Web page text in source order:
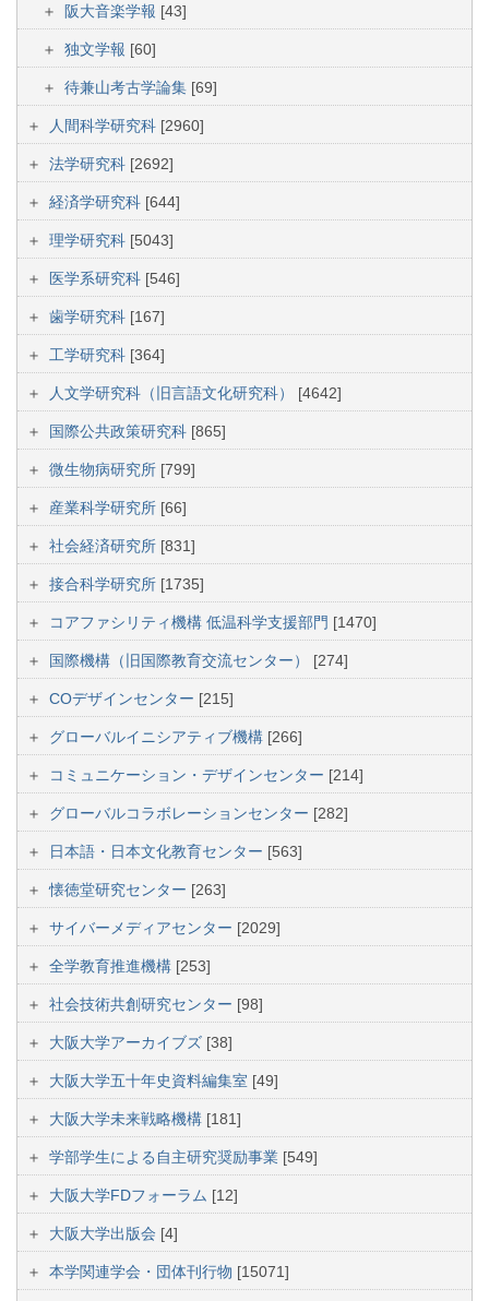
阪大音楽学報 [43]
独文学報 [60]
待兼山考古学論集 [69]
人間科学研究科 [2960]
法学研究科 [2692]
経済学研究科 [644]
理学研究科 [5043]
医学系研究科 [546]
歯学研究科 [167]
工学研究科 [364]
人文学研究科（旧言語文化研究科） [4642]
国際公共政策研究科 [865]
微生物病研究所 [799]
産業科学研究所 [66]
社会経済研究所 [831]
接合科学研究所 [1735]
コアファシリティ機構 低温科学支援部門 [1470]
国際機構（旧国際教育交流センター） [274]
COデザインセンター [215]
グローバルイニシアティブ機構 [266]
コミュニケーション・デザインセンター [214]
グローバルコラボレーションセンター [282]
日本語・日本文化教育センター [563]
懐徳堂研究センター [263]
サイバーメディアセンター [2029]
全学教育推進機構 [253]
社会技術共創研究センター [98]
大阪大学アーカイブズ [38]
大阪大学五十年史資料編集室 [49]
大阪大学未来戦略機構 [181]
学部学生による自主研究奨励事業 [549]
大阪大学FDフォーラム [12]
大阪大学出版会 [4]
本学関連学会・団体刊行物 [15071]